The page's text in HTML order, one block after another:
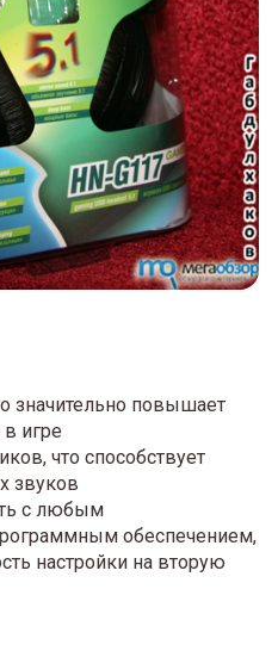
значительно повышает
игре
что способствует
звуков
с любым
обеспечением,
настройки на вторую